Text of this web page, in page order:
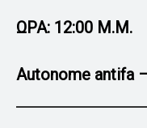
ΩΡΑ: 12:00 Μ.Μ.
Autonome antifa